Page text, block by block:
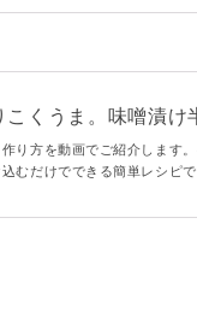
こくうま。味噌漬け
作り方を動画でご紹介します
むだけでできる簡単レシピで